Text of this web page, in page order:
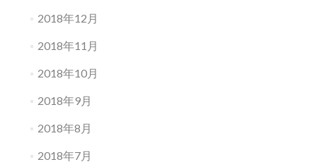
2018年12月
2018年11月
2018年10月
2018年9月
2018年8月
2018年7月